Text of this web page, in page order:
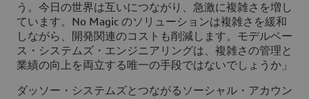
う。今日の世界は互いにつながり、急激に複雑さを増し
ています。No Magic のソリューションは複雑さを緩和
しながら、開発関連のコストも削減します。モデルベー
ス・システムズ・エンジニアリングは、複雑さの管理と
業績の向上を両立する唯一の手段ではないでしょうか」
ダッソー・システムズとつながるソーシャル・アカウン